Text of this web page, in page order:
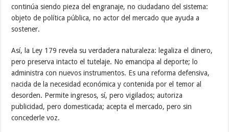
continúa siendo pieza del engranaje, no ciudadano del sistema:
objeto de política pública, no actor del mercado que ayuda a
sostener.
Así, la Ley 179 revela su verdadera naturaleza: legaliza el dinero,
pero preserva intacto el tutelaje. No emancipa al deporte; lo
administra con nuevos instrumentos. Es una reforma defensiva,
nacida de la necesidad económica y contenida por el temor al
desorden. Permite ingresos, sí, pero vigilados; autoriza
publicidad, pero domesticada; acepta el mercado, pero sin
concederle voz.